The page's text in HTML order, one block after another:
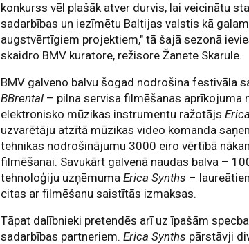
konkurss vēl plašāk atver durvis, lai veicinātu
sadarbības un iezīmētu Baltijas valstis kā
augstvērtīgiem projektiem," tā šajā sezonā
skaidro BMV kuratore, režisore Žanete Skarule.
BMV galveno balvu šogad nodrošina festivāla
BBrental – pilna servisa filmēšanas aprīkojuma
elektronisko mūzikas instrumentu ražotājs
uzvarētāju atzītā mūzikas video komanda
tehnikas nodrošinājumu 3000 eiro vērtībā
filmēšanai. Savukārt galvenā naudas balva –
tehnoloģiju uzņēmumaErica Synths –
citas ar filmēšanu saistītās izmaksas.
Tāpat dalībnieki pretendēs arī uz īpašām
sadarbības partneriem.Erica Synths pārstāvji